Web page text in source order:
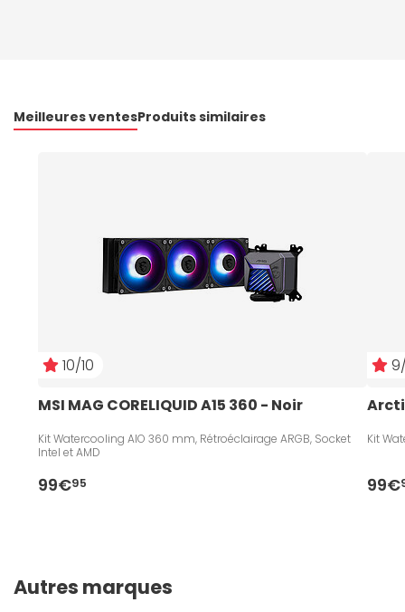
Meilleures ventesProduits similaires
10/10
MSI MAG CORELIQUID A15 360 - Noir
Kit Watercooling AIO 360 mm, Rétroéclairage ARGB, Socket
Intel et AMD
99€95
Kit
99€
Autres marques